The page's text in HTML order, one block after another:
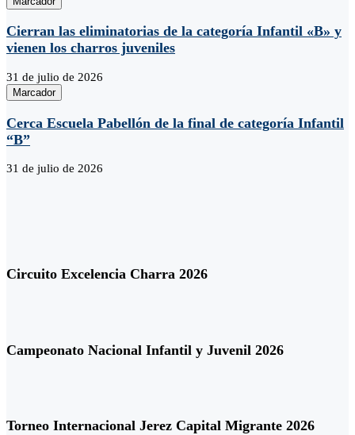
Cierran las eliminatorias de la categoría Infantil «B» y
vienen los charros juveniles
31 de julio de 2026
Marcador
Cerca Escuela Pabellón de la final de categoría Infantil
“B”
31 de julio de 2026
Circuito Excelencia Charra 2026
Campeonato Nacional Infantil y Juvenil 2026
Torneo Internacional Jerez Capital Migrante 2026